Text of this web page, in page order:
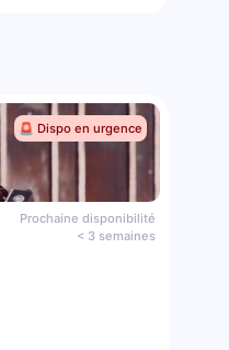
🚨 Dispo en urgence
Prochaine disponibilité
< 3 semaines